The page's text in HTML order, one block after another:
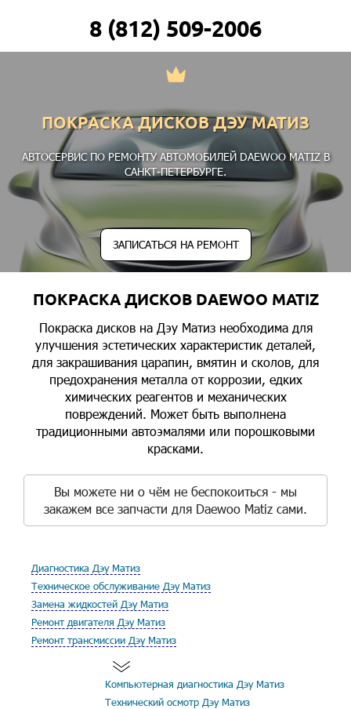
8 (812) 509-2006
ПОКРАСКА ДИСКОВ ДЭУ МАТИЗ
АВТОСЕРВИС ПО РЕМОНТУ АВТОМОБИЛЕЙ DAEWOO MATIZ В
САНКТ-ПЕТЕРБУРГЕ.
ЗАПИСАТЬСЯ НА РЕМОНТ
ПОКРАСКА ДИСКОВ DAEWOO MATIZ
Покраска дисков на Дэу Матиз необходима для
улучшения эстетических характеристик деталей,
для закрашивания царапин, вмятин и сколов, для
предохранения металла от коррозии, едких
химических реагентов и механических
повреждений. Может быть выполнена
традиционными автоэмалями или порошковыми
красками.
Вы можете ни о чём не беспокоиться - мы
закажем все запчасти для Daewoo Matiz сами.
Диагностика Дэу Матиз
Техническое обслуживание Дэу Матиз
Замена жидкостей Дэу Матиз
Ремонт двигателя Дэу Матиз
Ремонт трансмиссии Дэу Матиз
Компьютерная диагностика Дэу Матиз
Технический осмотр Дэу Матиз